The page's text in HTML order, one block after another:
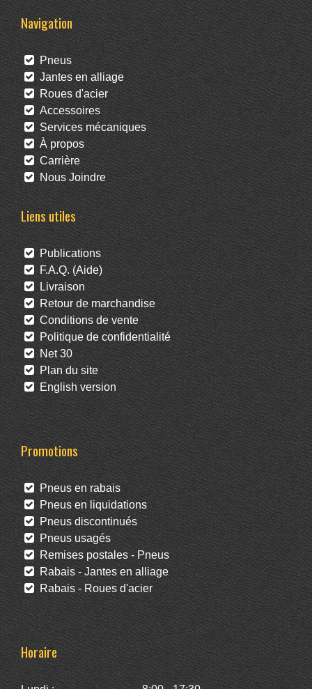
Navigation
Pneus
Jantes en alliage
Roues d'acier
Accessoires
Services mécaniques
À propos
Carrière
Nous Joindre
Liens utiles
Publications
F.A.Q. (Aide)
Livraison
Retour de marchandise
Conditions de vente
Politique de confidentialité
Net 30
Plan du site
English version
Promotions
Pneus en rabais
Pneus en liquidations
Pneus discontinués
Pneus usagés
Remises postales - Pneus
Rabais - Jantes en alliage
Rabais - Roues d'acier
Horaire